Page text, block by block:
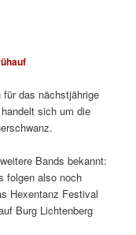
für das nächstjährige
sich um die
Bands bekannt:
folgen also noch
Hexentanz Festival
Burg Lichtenberg